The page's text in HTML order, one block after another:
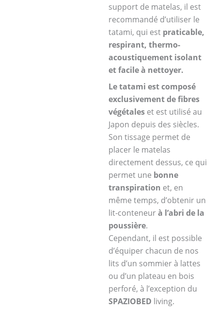
support de matelas, il est
recommandé d’utiliser le
tatami, qui est praticable,
respirant, thermo-
acoustiquement isolant
et facile à nettoyer.
Le tatami est composé
exclusivement de fibres
végétales et est utilisé au
Japon depuis des siècles.
Son tissage permet de
placer le matelas
directement dessus, ce qui
permet une bonne
transpiration et, en
même temps, d’obtenir un
lit-conteneurà l’abri de la
poussière.
Cependant, il est possible
d’équiper chacun de nos
lits d’un sommier à lattes
ou d’un plateau en bois
perforé, à l’exception du
SPAZIOBED living.